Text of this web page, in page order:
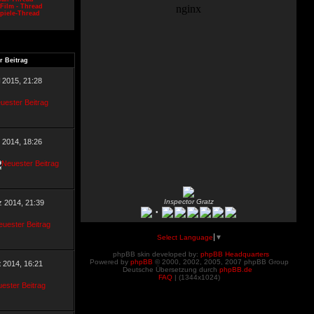
- Thread
Thread
Beitrag
2015, 21:28
2014, 18:26
2014, 21:39
16:21
Inspector Gratz
•
Select Language ▼
phpBB skin developed by: phpBB Headquarters
Powered by phpBB © 2000, 2002, 2005, 2007 phpBB Group
Deutsche Übersetzung durch phpBB.de
FAQ| (1344x1024)